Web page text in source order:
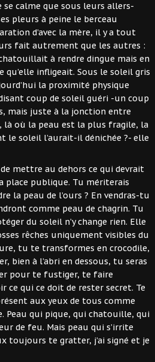
calme que sous leurs allers-
pleurs à peine le berceau
d’avec la mère, il y a tout
fait autrement que les autres :
à rendre dingue mais en
infligeait. Sous le soleil gris
la proximité physique
coup de soleil guéri -un coup
mais juste à la jonction entre
où la peau est la plus fragile, la
le soleil l’aurait-il dénichée ?- elle
mettre au dehors ce qui devrait
place publique. Tu mériterais
la peau de l’ours ? En vendras-tu
comme peau de chagrin. Tu
du soleil n’y change rien. Elle
rêches uniquement visibles du
tu te transformes en crocodile,
bien à l’abri en dessous, tu seras
pour te fustiger, te faire
qui ce doit de rester secret. Te
aux yeux de tous comme
Peau qui pique, qui chatouille, qui
de feu. Mais peau qui s’irrite
toujours te gratter, j’ai signé et je